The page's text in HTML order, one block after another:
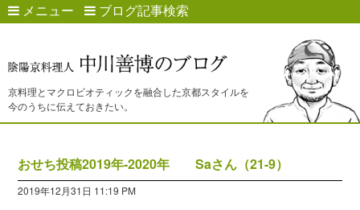
メニュー ブログ記事検索
京料理とマクロビオティックを融合した京都スタイルを
今のうちに伝えておきたい。
おせち投稿2019年-2020年 Saさん（21-9）
2019年12月31日 11:19 PM